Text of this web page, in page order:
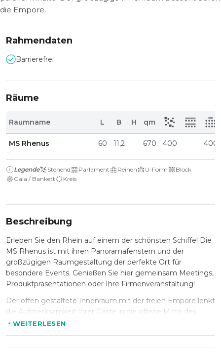
die Empore.
Rahmendaten
Barrierefrei
Räume
Raumname L B H qm
MS Rhenus 60 11,2 670 400 400
Legende Stehend Parlament Reihen U-Form
Block
Gala / Bankett
Kreis
Beschreibung
Erleben Sie den Rhein auf einem der schönsten Schiffe! Die
MS Rhenus ist mit ihren Panoramafenstern und der
großzügigen Raumgestaltung der perfekte Ort für
besondere Events. Genießen Sie hier gemeinsam Meetings,
Produktpräsentationen oder Ihre Firmenveranstaltung!
Der offen gestaltete Innenraum mit der freien Empore lenkt
die Aufmerksamkeit Ihrer Gäste in die offene Mitte des
Schiffes. Und das große Sonnendeck lädt zum Verweilen ein!
Die Komponenten für Ihre Veranstaltung können Sie nach
WEITERLESEN